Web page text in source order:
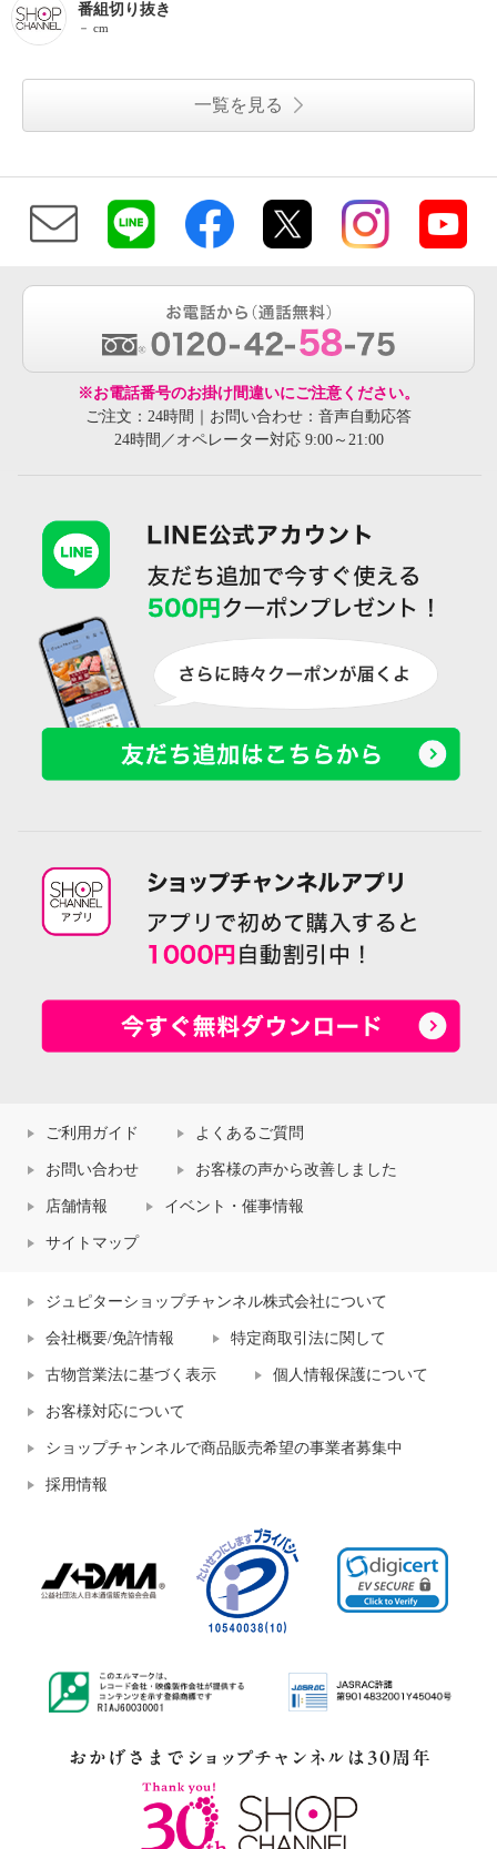
番組切り抜き
－ cm
一覧を見る
※お電話番号のお掛け間違いにご注意ください。
ご注文：24時間｜お問い合わせ：音声自動応答
24時間／オペレーター対応 9:00～21:00
ご利用ガイド よくあるご質問
お問い合わせ お客様の声から改善しました
店舗情報 イベント・催事情報
サイトマップ
ジュピターショップチャンネル株式会社について
会社概要/免許情報 特定商取引法に関して
古物営業法に基づく表示 個人情報保護について
お客様対応について
ショップチャンネルで商品販売希望の事業者募集中
採用情報